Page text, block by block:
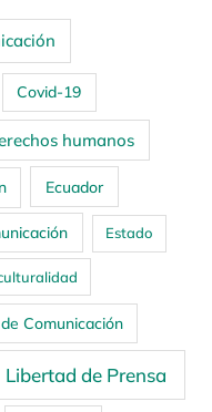
Covid-19
humanos
Ecuador
Estado
Comunicación
Libertad de Prensa